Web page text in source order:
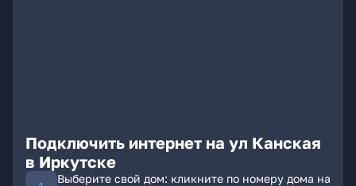
Подключить интернет на ул Канская
в Иркутске
Выберите свой дом: кликните по номеру дома на